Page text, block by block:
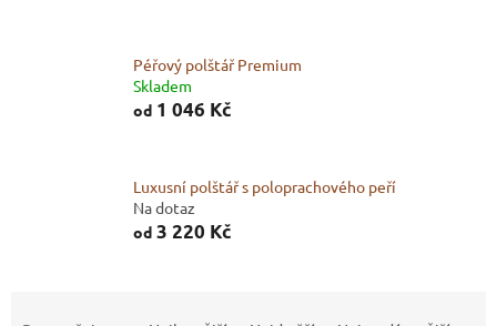
Péřový polštář Premium
Skladem
od 1 046 Kč
Luxusní polštář s poloprachového peří
Na dotaz
od 3 220 Kč